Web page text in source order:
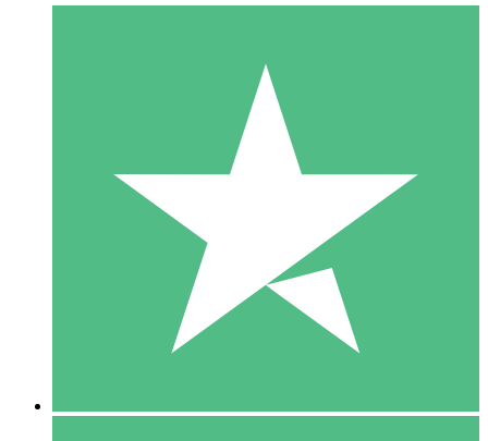
Paquetes de Créditos Individuales
Paga según el uso con créditos de descarga. Sin compromiso
10 00